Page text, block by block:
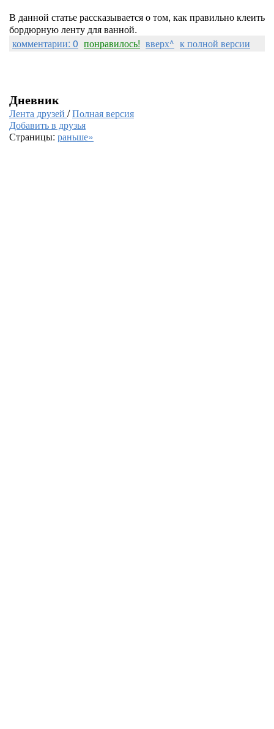
В данной статье рассказывается о том, как правильно клеить
бордюрную ленту для ванной.
комментарии: 0 понравилось! вверх^ к полной версии
Дневник
Лента друзей /Полная версия
Добавить в друзья
Страницы: раньше»